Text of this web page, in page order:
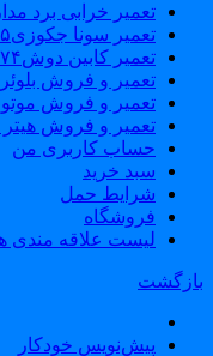
تعمیر خرابی برد
تعمیر سونا جکوزی۰۹۱۲۱۵۰۷۸۲۵#| Sauna | Jacuzzi
تعمیر کابین دوش۸۸۰۴۲۱۷۴_فروش کابین دوش
تعمیر و فروش بلوئر
تعمیر و فروش
تعمیر و فروش هیتر
حساب کاربری من
سبد خرید
شرایط حمل
فروشگاه
لیست علاقه مندی ها
پیش‌نویس خودکار